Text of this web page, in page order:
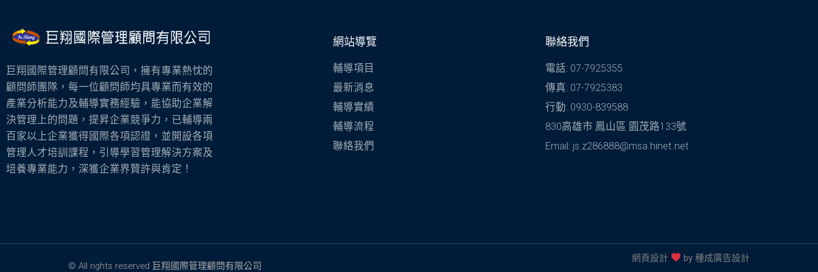
巨翔國際管理顧問有限公司，擁有專業熱忱的
顧問師團隊，每一位顧問師均具專業而有效的
產業分析能力及輔導實務經驗，能協助企業解
決管理上的問題，提昇企業競爭力，已輔導兩
百家以上企業獲得國際各項認證，並開設各項
管理人才培訓課程，引導學習管理解決方案及
培養專業能力，深獲企業界贊許與肯定！
網站導覽
輔導項目
最新消息
輔導實績
輔導流程
聯絡我們
聯絡我們
電話: 07-7925355
傳真: 07-7925383
行動: 0930-839588
830高雄市 鳳山區 園茂路133號
Email: js.z286888@msa.hinet.net
© All rights reserved 巨翔國際管理顧問有限公司
網頁設計 by 種成廣告設計